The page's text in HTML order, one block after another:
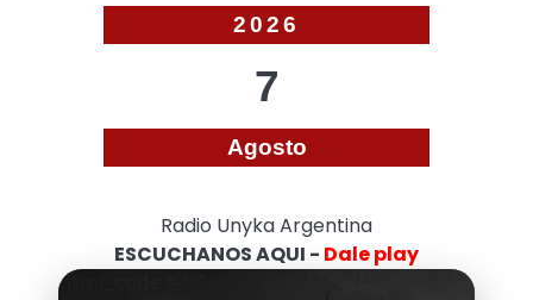
2026
7
Agosto
Radio Unyka Argentina
ESCUCHANOS AQUI - Dale play